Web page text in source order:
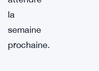
la
semaine
prochaine.